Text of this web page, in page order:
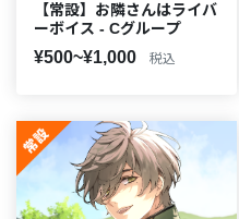
【常設】お隣さんはライバ
ーボイス - Cグループ
¥500~¥1,000 税込